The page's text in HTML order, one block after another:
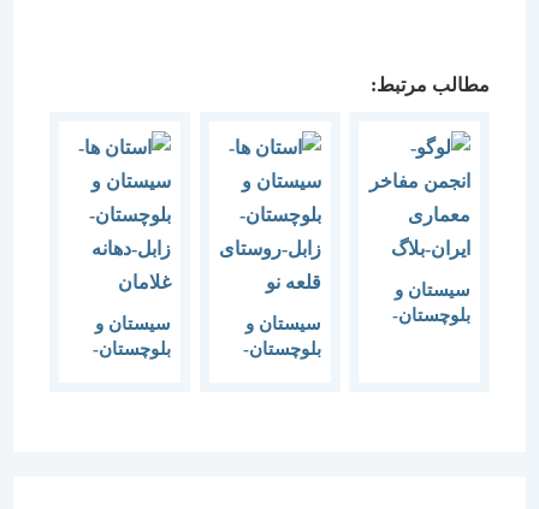
مطالب مرتبط:
سیستان و
بلوچستان-
سیستان و
بلوچستان-
سیستان و
بلوچستان-